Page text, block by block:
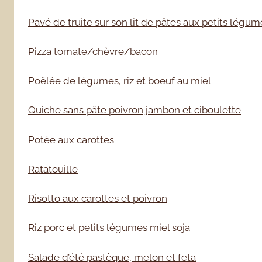
Pavé de truite sur son lit de pâtes aux petits
Pizza tomate/chèvre/bacon
Poêlée de légumes, riz et boeuf au miel
Quiche sans pâte poivron jambon et ciboulette
Potée aux carottes
Ratatouille
Risotto aux carottes et poivron
Riz porc et petits légumes miel soja
Salade d’été pastèque, melon et feta